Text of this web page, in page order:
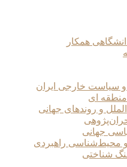
همکار
و سیاست خارجی ایران
منطقه ای
و روندهای جهانی
جهانی
و محیط‌شناسی راهبردی
شناختی